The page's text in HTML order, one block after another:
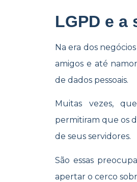
LGPD e a
Na era dos
amigos e até
de dados pessoais.
Muitas vezes,
permitiram que os
de seus servidores.
São essas
apertar o cerco